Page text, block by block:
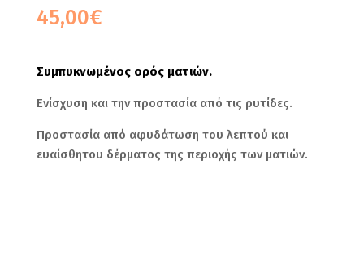
45,00€
Συμπυκνωμένος ορός ματιών.
Ενίσχυση και την προστασία από τις ρυτίδες.
Προστασία από αφυδάτωση του λεπτού και
ευαίσθητου δέρματος της περιοχής των ματιών.